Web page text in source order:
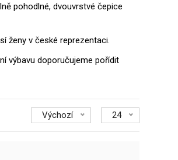
pohodlné, dvouvrstvé čepice
ženy v české reprezentaci.
výbavu doporučujeme pořídit
Výchozí 24